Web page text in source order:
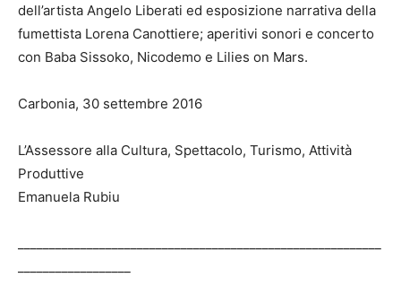
dell’artista Angelo Liberati ed esposizione narrativa della
fumettista Lorena Canottiere; aperitivi sonori e concerto
con Baba Sissoko, Nicodemo e Lilies on Mars.
Carbonia, 30 settembre 2016
L’Assessore alla Cultura, Spettacolo, Turismo, Attività
Produttive
Emanuela Rubiu